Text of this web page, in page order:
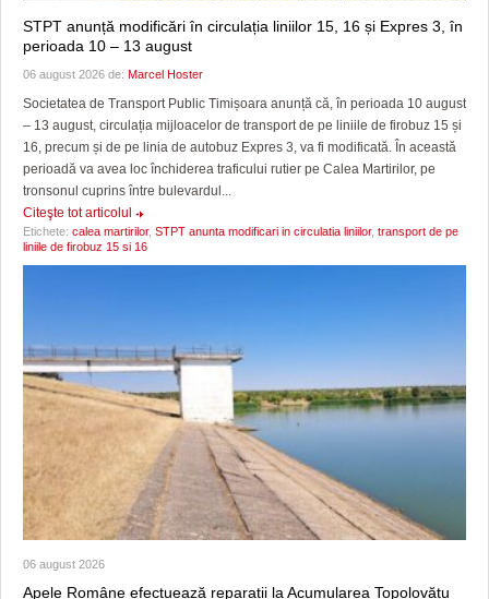
STPT anunță modificări în circulația liniilor 15, 16 și Expres 3, în
perioada 10 – 13 august
06 august 2026 de: Marcel Hoster
Societatea de Transport Public Timișoara anunță că, în perioada 10 august
– 13 august, circulația mijloacelor de transport de pe liniile de firobuz 15 și
16, precum și de pe linia de autobuz Expres 3, va fi modificată. În această
perioadă va avea loc închiderea traficului rutier pe Calea Martirilor, pe
tronsonul cuprins între bulevardul...
Citeşte tot articolul
Etichete: calea martirilor, STPT anunta modificari in circulatia liniilor, transport de pe
liniile de firobuz 15 si 16
06 august 2026
Apele Române efectuează reparații la Acumularea Topolovățu